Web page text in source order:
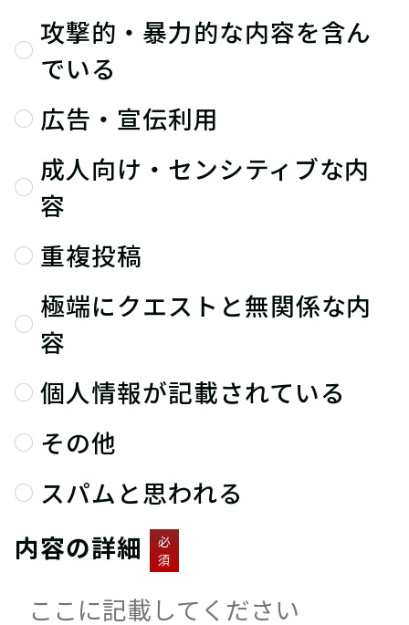
攻撃的・暴力的な内容を含ん
でいる
広告・宣伝利用
成人向け・センシティブな内
容
重複投稿
極端にクエストと無関係な内
容
個人情報が記載されている
その他
スパムと思われる
内容の詳細
必
須